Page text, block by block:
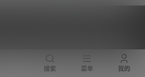
搜索 菜单 我的